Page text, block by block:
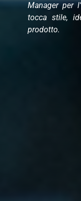
Manager per
tocca stile,
prodotto.